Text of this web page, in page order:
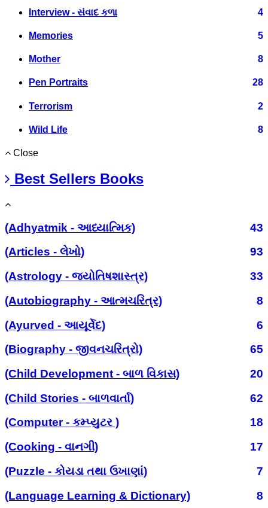
Interview - સંવાદ કળા 4
Memories 5
Mother 8
Pen Portraits 28
Terrorism 2
Wild Life 8
Close
Best Sellers Books
(Adhyatmik - આધ્યાત્મિક)
43
(Articles - લેખો)
93
(Astrology - જ્યોતિષશાસ્ત્ર)
33
(Autobiography - આત્મચરિત્ર)
8
(Ayurved - આયૂર્વેદ)
6
(Biography - જીવનચરિત્રો)
65
(Child Development - બાળ વિકાસ)
20
(Child Stories - બાળવાર્તા)
62
(Computer - કમ્પ્યુટર )
18
(Cooking - વાનગી)
17
(Puzzle - કોયડા તથા ઉખાણાં)
7
(Language Learning & Dictionary)
8